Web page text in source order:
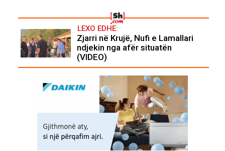
LEXO EDHE:
Zjarri në Krujë, Nufi e Lamallari
ndjekin nga afër situatën
(VIDEO)